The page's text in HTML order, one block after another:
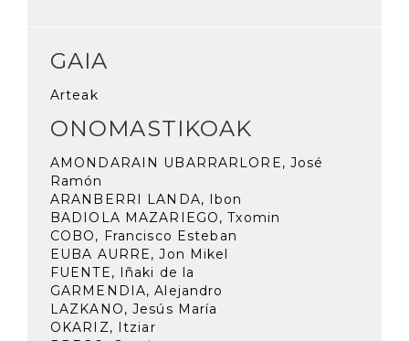
GAIA
Arteak
ONOMASTIKOAK
AMONDARAIN UBARRARLORE, José
Ramón
ARANBERRI LANDA, Ibon
BADIOLA MAZARIEGO, Txomin
COBO, Francisco Esteban
EUBA AURRE, Jon Mikel
FUENTE, Iñaki de la
GARMENDIA, Alejandro
LAZKANO, Jesús María
OKARIZ, Itziar